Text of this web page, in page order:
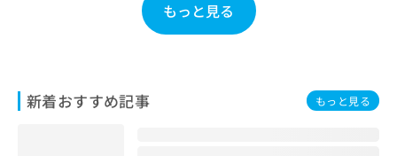
もっと見る
新着おすすめ記事 もっと見る
せ